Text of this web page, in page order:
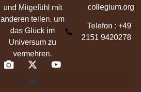
und Mitgefühl mit
anderen teilen, um
das Glück im
Universum zu
vermehren.
collegium.org
Telefon : +49
2151 9420278